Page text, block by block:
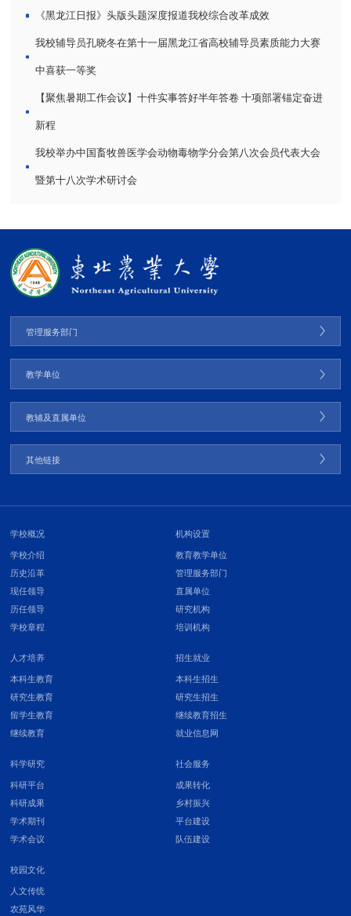
《黑龙江日报》头版头题深度报道我校综合改革成效
我校辅导员孔晓冬在第十一届黑龙江省高校辅导员素质能力大赛
中喜获一等奖
【聚焦暑期工作会议】十件实事答好半年答卷 十项部署锚定奋进
新程
我校举办中国畜牧兽医学会动物毒物学分会第八次会员代表大会
暨第十八次学术研讨会
管理服务部门
教学单位
教辅及直属单位
其他链接
学校概况
学校介绍
历史沿革
现任领导
历任领导
学校章程
机构设置
教育教学单位
管理服务部门
直属单位
研究机构
培训机构
人才培养
本科生教育
研究生教育
留学生教育
继续教育
招生就业
本科生招生
研究生招生
继续教育招生
就业信息网
科学研究
科研平台
科研成果
学术期刊
学术会议
社会服务
成果转化
乡村振兴
平台建设
队伍建设
校园文化
人文传统
农苑风华